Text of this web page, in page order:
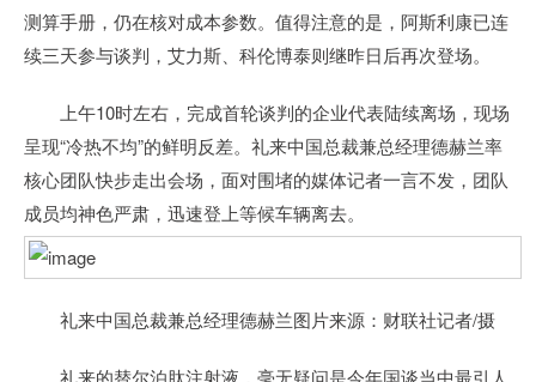
测算手册，仍在核对成本参数。值得注意的是，阿斯利康已连
续三天参与谈判，艾力斯、科伦博泰则继昨日后再次登场。
上午10时左右，完成首轮谈判的企业代表陆续离场，现场
呈现“冷热不均”的鲜明反差。礼来中国总裁兼总经理德赫兰率
核心团队快步走出会场，面对围堵的媒体记者一言不发，团队
成员均神色严肃，迅速登上等候车辆离去。
礼来中国总裁兼总经理德赫兰图片来源：财联社记者/摄
礼来的替尔泊肽注射液，毫无疑问是今年国谈当中最引人